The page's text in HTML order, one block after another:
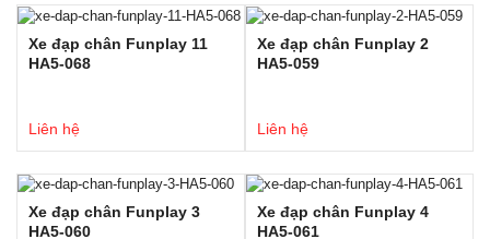
Xe đạp chân Funplay 11
HA5-068
Liên hệ
Xe đạp chân Funplay 2
HA5-059
Liên hệ
Xe đạp chân Funplay 3
HA5-060
Xe đạp chân Funplay 4
HA5-061